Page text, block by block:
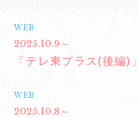
WEB
2025.10.9～
「テレ東プラス(後編)」
WEB
2025.10.8～